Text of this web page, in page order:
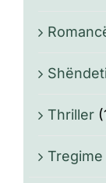
Thriller
Tregime